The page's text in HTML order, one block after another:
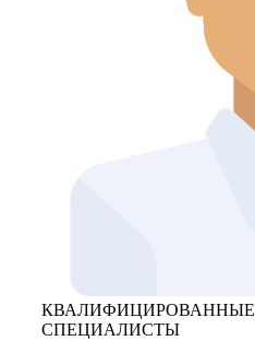
КВАЛИФИЦИРОВАННЫЕ
СПЕЦИАЛИСТЫ